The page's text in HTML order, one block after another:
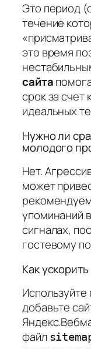
Это период
течение
это время
сайта
срок за счет
идеальных
Нужно ли
молодого
Нет.
может
упоминаний
сигналах,
гостевому
Как
Используйте
добавьте
файл